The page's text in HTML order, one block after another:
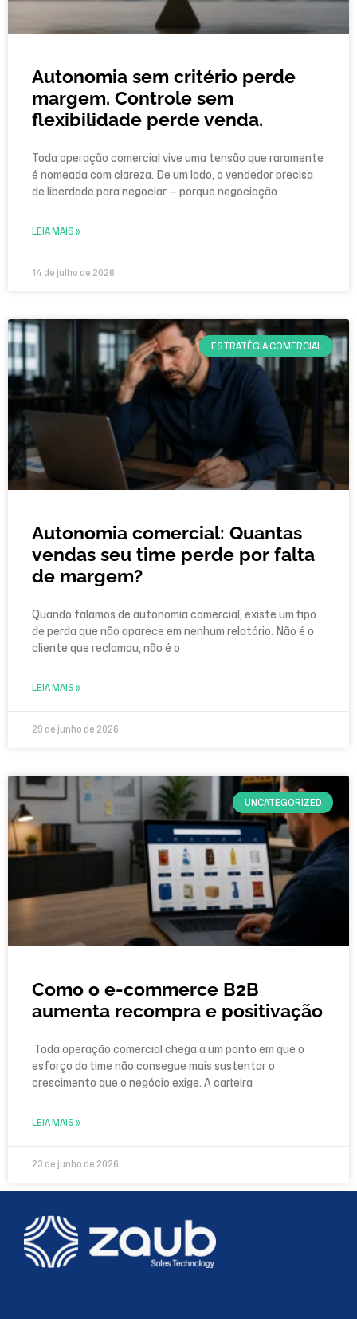
Autonomia sem critério perde
margem. Controle sem
flexibilidade perde venda.
Toda operação comercial vive uma tensão que raramente
é nomeada com clareza. De um lado, o vendedor precisa
de liberdade para negociar — porque negociação
LEIA MAIS »
14 de julho de 2026
ESTRATÉGIA COMERCIAL
Autonomia comercial: Quantas
vendas seu time perde por falta
de margem?
Quando falamos de autonomia comercial, existe um tipo
de perda que não aparece em nenhum relatório. Não é o
cliente que reclamou, não é o
LEIA MAIS »
29 de junho de 2026
UNCATEGORIZED
Como o e-commerce B2B
aumenta recompra e positivação
Toda operação comercial chega a um ponto em que o
esforço do time não consegue mais sustentar o
crescimento que o negócio exige. A carteira
LEIA MAIS »
23 de junho de 2026